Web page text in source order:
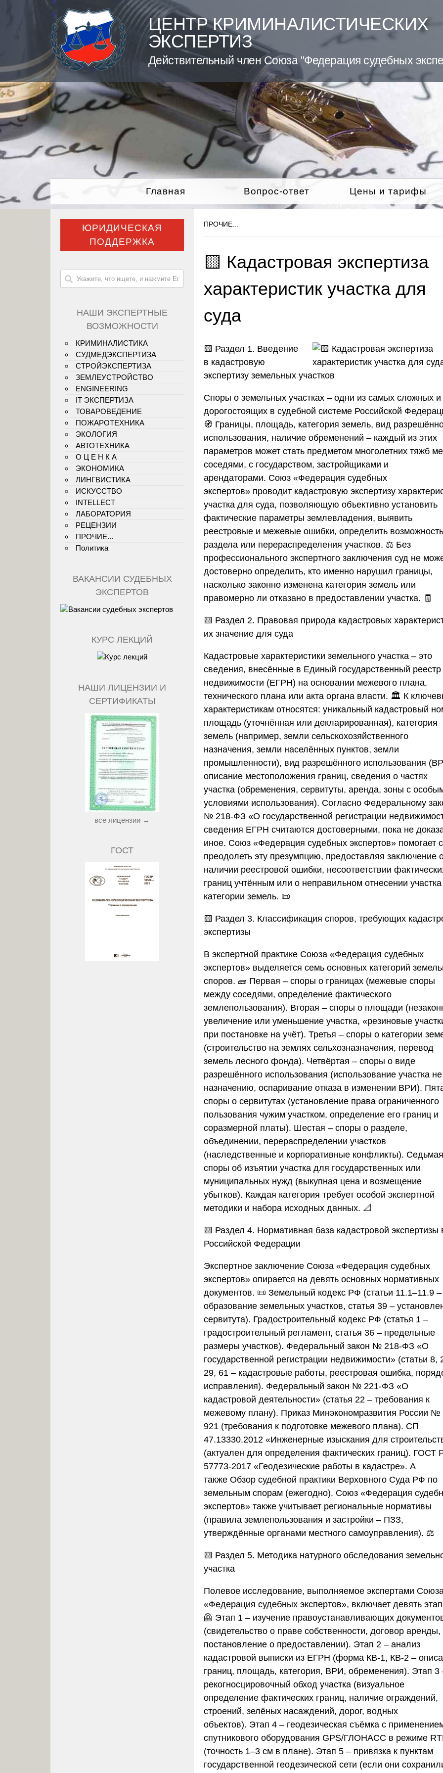
ЦЕНТР КРИМИНАЛИСТИЧЕСКИХ
ЭКСПЕРТИЗ
Действительный член Союза "Федерация судебных
Главная Вопрос-ответ Цены и тарифы
ПРОЧИЕ...
🟨 Кадастровая экспертиза
характеристик участка для
суда
🟨 Раздел 1. Введение
в кадастровую
экспертизу земельных участков
Споры о земельных участках – одни из самых сложных и
дорогостоящих в судебной системе Российской
🧭 Границы, площадь, категория земель, вид
использования, наличие обременений – каждый из этих
параметров может стать предметом многолетних тяжб
соседями, с государством, застройщиками и
арендаторами. Союз «Федерация судебных
экспертов» проводит кадастровую экспертизу
участка для суда, позволяющую объективно установить
фактические параметры землевладения, выявить
реестровые и межевые ошибки, определить возможность
раздела или перераспределения участков. ⚖️ Без
профессионального экспертного заключения суд не
достоверно определить, кто именно нарушил границы,
насколько законно изменена категория земель или
правомерно ли отказано в предоставлении участка. 🧾
🟨 Раздел 2. Правовая природа кадастровых
их значение для суда
Кадастровые характеристики земельного участка – это
сведения, внесённые в Единый государственный реестр
недвижимости (ЕГРН) на основании межевого плана,
технического плана или акта органа власти. 🏛️ К
характеристикам относятся: уникальный кадастровый
площадь (уточнённая или декларированная), категория
земель (например, земли сельскохозяйственного
назначения, земли населённых пунктов, земли
промышленности), вид разрешённого использования
описание местоположения границ, сведения о частях
участка (обременения, сервитуты, аренда, зоны с
условиями использования). Согласно Федеральному
№ 218-ФЗ «О государственной регистрации
сведения ЕГРН считаются достоверными, пока не
иное. Союз «Федерация судебных экспертов» помогает
преодолеть эту презумпцию, предоставляя заключение
наличии реестровой ошибки, несоответствии
границ учтённым или о неправильном отнесении участка
категории земель. 📜
🟨 Раздел 3. Классификация споров, требующих
экспертизы
В экспертной практике Союза «Федерация судебных
экспертов» выделяется семь основных категорий
споров. 🧱 Первая – споры о границах (межевые споры
между соседями, определение фактического
землепользования). Вторая – споры о площади
увеличение или уменьшение участка, «резиновые
при постановке на учёт). Третья – споры о категории
(строительство на землях сельхозназначения, перевод
земель лесного фонда). Четвёртая – споры о виде
разрешённого использования (использование участка
назначению, оспаривание отказа в изменении ВРИ).
споры о сервитутах (установление права ограниченного
пользования чужим участком, определение его границ и
соразмерной платы). Шестая – споры о разделе,
объединении, перераспределении участков
(наследственные и корпоративные конфликты). Седьмая
споры об изъятии участка для государственных или
муниципальных нужд (выкупная цена и возмещение
убытков). Каждая категория требует особой экспертной
методики и набора исходных данных. 📐
🟨 Раздел 4. Нормативная база кадастровой экспертизы
Российской Федерации
Экспертное заключение Союза «Федерация судебных
экспертов» опирается на девять основных нормативных
документов. 📜 Земельный кодекс РФ (статьи 11.1–11.9 –
образование земельных участков, статья 39 –
сервитута). Градостроительный кодекс РФ (статья 1 –
градостроительный регламент, статья 36 – предельные
размеры участков). Федеральный закон № 218-ФЗ «О
государственной регистрации недвижимости» (статьи 8,
29, 61 – кадастровые работы, реестровая ошибка,
исправления). Федеральный закон № 221-ФЗ «О
кадастровой деятельности» (статья 22 – требования к
межевому плану). Приказ Минэкономразвития России №
921 (требования к подготовке межевого плана). СП
47.13330.2012 «Инженерные изыскания для
(актуален для определения фактических границ). ГОСТ
57773-2017 «Геодезические работы в кадастре». А
также Обзор судебной практики Верховного Суда РФ по
земельным спорам (ежегодно). Союз «Федерация
экспертов» также учитывает региональные нормативы
(правила землепользования и застройки – ПЗЗ,
утверждённые органами местного самоуправления). ⚖️
🟨 Раздел 5. Методика натурного обследования
участка
Полевое исследование, выполняемое экспертами
«Федерация судебных экспертов», включает девять
🦺 Этап 1 – изучение правоустанавливающих
(свидетельство о праве собственности, договор аренды,
постановление о предоставлении). Этап 2 – анализ
кадастровой выписки из ЕГРН (форма КВ-1, КВ-2 –
границ, площадь, категория, ВРИ, обременения). Этап 3
рекогносцировочный обход участка (визуальное
определение фактических границ, наличие ограждений,
строений, зелёных насаждений, дорог, водных
объектов). Этап 4 – геодезическая съёмка с
спутникового оборудования GPS/ГЛОНАСС в режиме
(точность 1–3 см в плане). Этап 5 – привязка к пунктам
государственной геодезической сети (если они
ЮРИДИЧЕСКАЯ
ПОДДЕРЖКА
НАШИ ЭКСПЕРТНЫЕ
ВОЗМОЖНОСТИ
КРИМИНАЛИСТИКА
СУДМЕДЭКСПЕРТИЗА
СТРОЙЭКСПЕРТИЗА
ЗЕМЛЕУСТРОЙСТВО
ENGINEERING
IT ЭКСПЕРТИЗА
ТОВАРОВЕДЕНИЕ
ПОЖАРОТЕХНИКА
ЭКОЛОГИЯ
АВТОТЕХНИКА
О Ц Е Н К А
ЭКОНОМИКА
ЛИНГВИСТИКА
ИСКУССТВО
INTELLECT
ЛАБОРАТОРИЯ
РЕЦЕНЗИИ
ПРОЧИЕ...
Политика
ВАКАНСИИ СУДЕБНЫХ
ЭКСПЕРТОВ
КУРС ЛЕКЦИЙ
НАШИ ЛИЦЕНЗИИ И
СЕРТИФИКАТЫ
все лицензии →
ГОСТ